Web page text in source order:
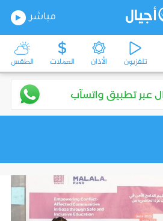
مباشر
تلفزيون الأذان العملات الطقس